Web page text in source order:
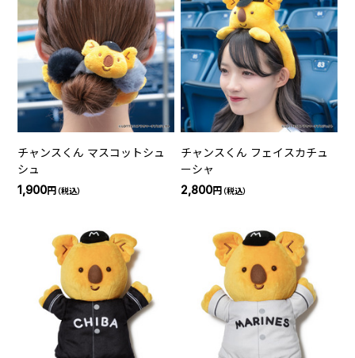
チャンスくん マスコットシュ
シュ
1,900円（税込）
チャンスくん フェイスカチュ
ーシャ
2,800円（税込）